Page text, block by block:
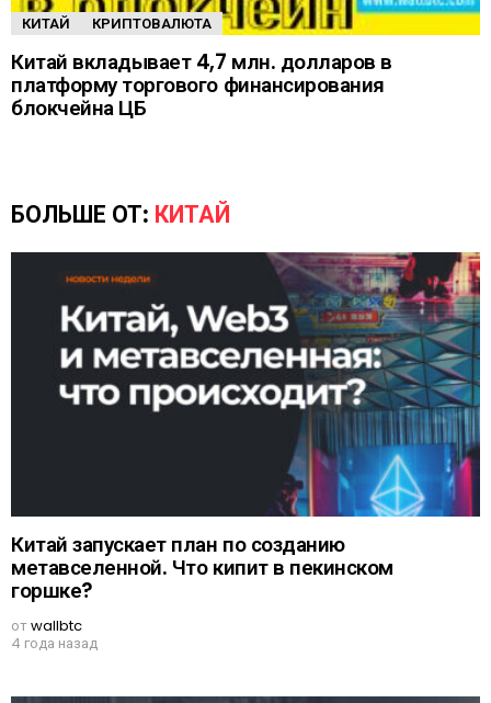
КИТАЙ КРИПТОВАЛЮТА
Китай вкладывает 4,7 млн. долларов в
платформу торгового финансирования
блокчейна ЦБ
БОЛЬШЕ ОТ: КИТАЙ
Китай запускает план по созданию
метавселенной. Что кипит в пекинском
горшке?
отwallbtc
4 года назад